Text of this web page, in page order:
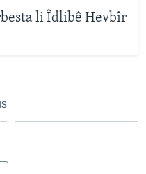
li Îdlibê Hevbîr